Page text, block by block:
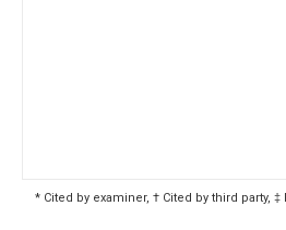
* Cited by examiner, † Cited by third party,